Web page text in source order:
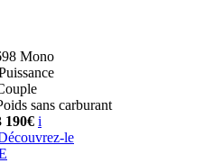
Mono
sans carburant
190€ i
le